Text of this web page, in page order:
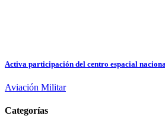
Activa participación del centro espacial
Aviación Militar
Categorías